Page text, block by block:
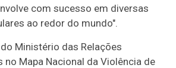
com sucesso em diversas
ao redor do mundo".
Ministério das Relações
no Mapa Nacional da Violência de